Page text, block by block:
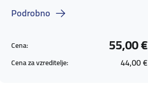
Podrobno
Cena: 55,00 €
Cena za vzreditelje: 44,00 €